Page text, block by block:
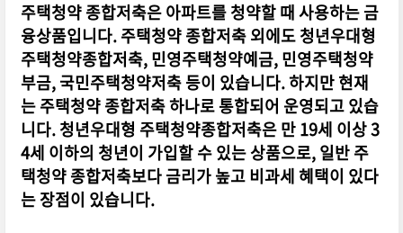
주택청약 종합저축은 아파트를 청약할 때 사용하는 금
융상품입니다. 주택청약 종합저축 외에도 청년우대형
주택청약종합저축, 민영주택청약예금, 민영주택청약
부금, 국민주택청약저축 등이 있습니다. 하지만 현재
는 주택청약 종합저축 하나로 통합되어 운영되고 있습
니다. 청년우대형 주택청약종합저축은 만 19세 이상 3
4세 이하의 청년이 가입할 수 있는 상품으로, 일반 주
택청약 종합저축보다 금리가 높고 비과세 혜택이 있다
는 장점이 있습니다.